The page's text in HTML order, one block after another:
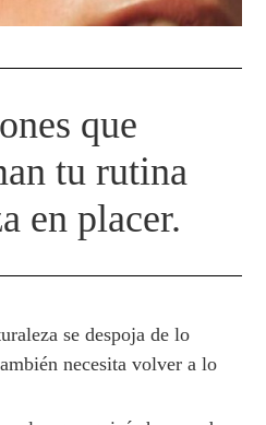
que
tu rutina
en placer.
se despoja de lo
necesita volver a lo